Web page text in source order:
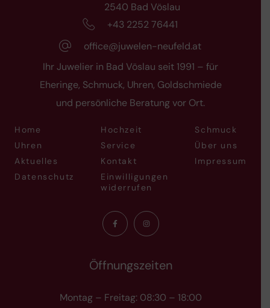
2540 Bad Vöslau
+43 2252 76441
office@juwelen-neufeld.at
Ihr Juwelier in Bad Vöslau seit 1991 – für
Eheringe, Schmuck, Uhren, Goldschmiede
und persönliche Beratung vor Ort.
Home Hochzeit
Schmuck
Uhren
Service
Über uns
Aktuelles
Kontakt
Impressum
Datenschutz
Einwilligungen
widerrufen
Öffnungszeiten
Montag – Freitag: 08:30 – 18:00